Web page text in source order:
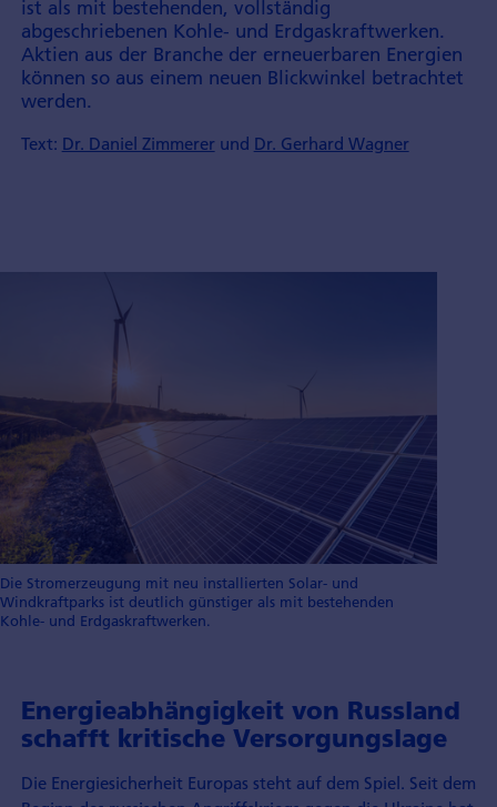
ist als mit bestehenden, vollständig
abgeschriebenen Kohle- und Erdgaskraftwerken.
Aktien aus der Branche der erneuerbaren Energien
können so aus einem neuen Blickwinkel betrachtet
werden.
Text: Dr. Daniel Zimmerer und Dr. Gerhard Wagner
Die Stromerzeugung mit neu installierten Solar- und
Windkraftparks ist deutlich günstiger als mit bestehenden
Kohle- und Erdgaskraftwerken.
Energieabhängigkeit von Russland
schafft kritische Versorgungslage
Die Energiesicherheit Europas steht auf dem Spiel. Seit dem